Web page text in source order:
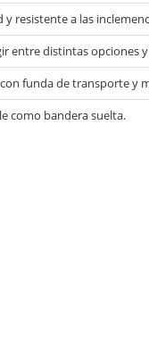
y resistente a las
entre distintas opciones
funda de transporte y
como bandera suelta.